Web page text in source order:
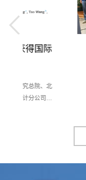
国家标准
制组成立
近日，国家标准
第一次工作会议